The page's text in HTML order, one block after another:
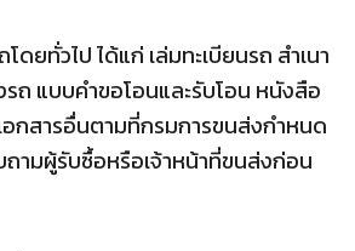
ดยทั่วไป ได้แก่ เล่มทะเบียนรถ สำเนา
รถ แบบคำขอโอนและรับโอน หนังสือ
อกสารอื่นตามที่กรมการขนส่งกำหนด
ถามผู้รับซื้อหรือเจ้าหน้าที่ขนส่งก่อน